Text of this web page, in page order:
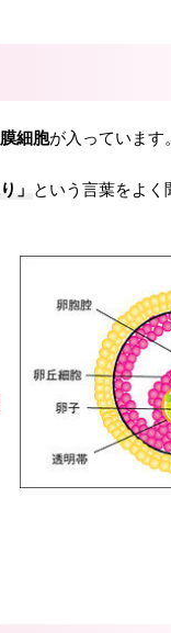
細胞が入っています。
」 という言葉をよ